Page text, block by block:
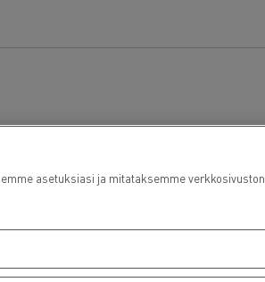
asetuksiasi ja mitataksemme